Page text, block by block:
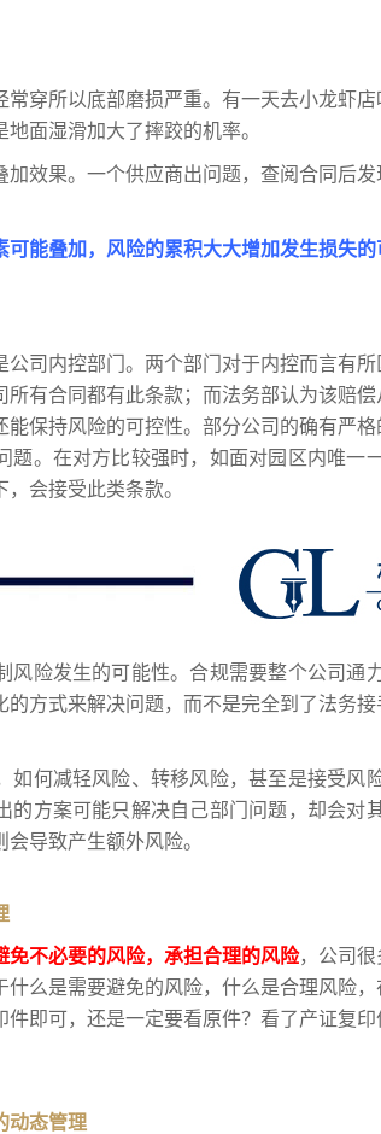
穿所以底部磨损严重。有一天去小龙虾
面湿滑加大了摔跤的机率。
加效果。一个供应商出问题，查阅合同后
能叠加，风险的累积大大增加发生损失的
公司内控部门。两个部门对于内控而言有
所有合同都有此条款；而法务部认为该赔
保持风险的可控性。部分公司的确有严
题。在对方比较强时，如面对园区内唯
会接受此类条款。
风险发生的可能性。合规需要整个公司
方式来解决问题，而不是完全到了法务
如何减轻风险、转移风险，甚至是接受
的方案可能只解决自己部门问题，却会
导致产生额外风险。
免不必要的风险，承担合理的风险，公司很
什么是需要避免的风险，什么是合理风险
件即可，还是一定要看原件？看了产证复
动态管理